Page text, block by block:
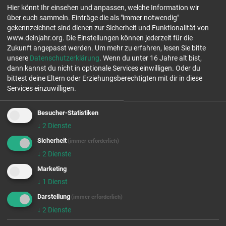
Einsatzfelder:
ERF - DER SINNSENDER
35576 Wetzlar
Tel.: 06441-957-4646
Du bist kreativ und interessierst dich dafür, wie Kommunikation
Menschen erreicht? Du möchtest echte Praxiserfahrung sammeln und
dabei hinte...
Hier könnt Ihr einsehen und anpassen, welche Information wir
über euch sammeln. Einträge die als "immer notwendig"
gekennzeichnet sind dienen zur Sicherheit und Funktionalität von
www.deinjahr.org. Die Einstellungen können jederzeit für die
Zukunft angepasst werden. Um mehr zu erfahren, lesen Sie bitte
unsere Datenschutzerklärung. Wenn du unter 16 Jahre alt bist,
dann kannst du nicht in optionale Services einwilligen. Oder du
bittest deine Eltern oder Erziehungsberechtigten mit dir in diese
Services einzuwilligen.
Besucher-Statistiken
↓ 2 Dienste
Sicherheit (immer erforderlich)
↓ 2 Dienste
Marketing
↓ 1 Dienst
Darstellung (immer erforderlich)
↓ 2 Dienste